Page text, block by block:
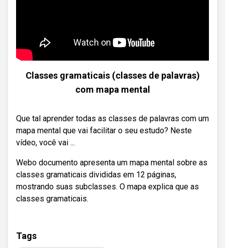
Classes gramaticais (classes de palavras)
com mapa mental
Que tal aprender todas as classes de palavras com um
mapa mental que vai facilitar o seu estudo? Neste
vídeo, você vai ...
Webo documento apresenta um mapa mental sobre as
classes gramaticais divididas em 12 páginas,
mostrando suas subclasses. O mapa explica que as
classes gramaticais.
Tags